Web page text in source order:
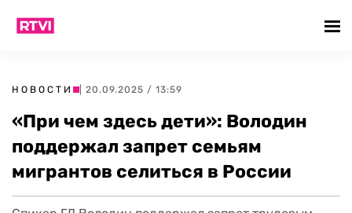
НОВОСТИ | 20.09.2025 / 13:59
«При чем здесь дети»: Володин
поддержал запрет семьям
мигрантов селиться в России